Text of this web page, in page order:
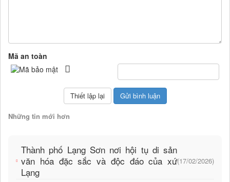
Mã an toàn
Những tin mới hơn
Thành phố Lạng Sơn nơi hội tụ di sản
văn hóa đặc sắc và độc đáo của xứ
Lạng
(17/02/2026)